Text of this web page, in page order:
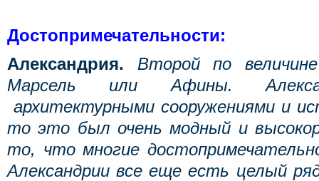
Достопримечательности:
Александрия. Второй по
Марсель или Афины.
архитектурными сооружениями и
то это был очень модный и
то, что многие
Александрии все еще есть целый